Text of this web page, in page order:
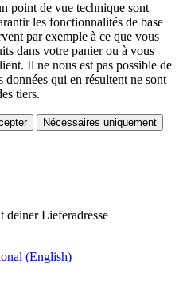
point de vue technique sont
les fonctionnalités de base
par exemple à ce que vous
dans votre panier ou à vous
Il ne nous est pas possible de
données qui en résultent ne sont
tiers.
Nécessaires uniquement
deiner Lieferadresse
(English)